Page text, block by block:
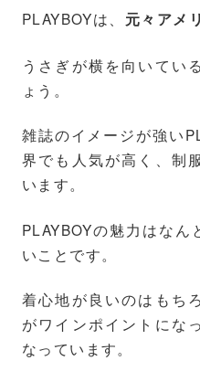
PLAYBOYは、 元々アメ
うさぎが横を向いてい
ょう。
雑誌のイメージが強い
界でも人気が高く、制
います。
PLAYBOYの魅力はな
いことです。
着心地が良いのはもち
がワインポイントにな
なっています。